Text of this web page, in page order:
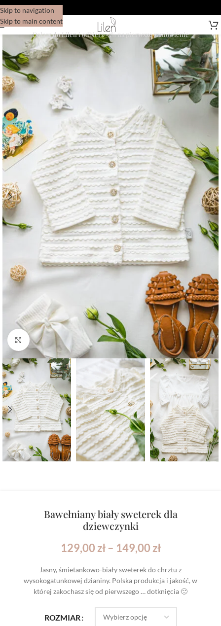
Skip to navigation
Skip to main content
Dołącz do Lilen i odbierz -5% na pierwsze zamówienie
Click to enlarge
Bawełniany biały sweterek dla
dziewczynki
129,00 zł – 149,00 zł
Jasny, śmietankowo-biały sweterek do chrztu z
wysokogatunkowej dzianiny. Polska produkcja i jakość, w
której zakochasz się od pierwszego … dotknięcia 🙂
ROZMIAR